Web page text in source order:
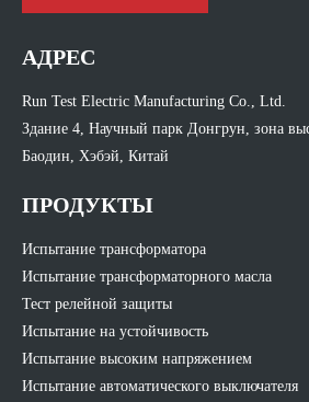
АДРЕС
Run Test Electric Manufacturing Co., Ltd.
Здание 4, Научный парк Донгрун, зона
Баодин, Хэбэй, Китай
ПРОДУКТЫ
Испытание трансформатора
Испытание трансформаторного масла
Тест релейной защиты
Испытание на устойчивость
Испытание высоким напряжением
Испытание автоматического выключателя